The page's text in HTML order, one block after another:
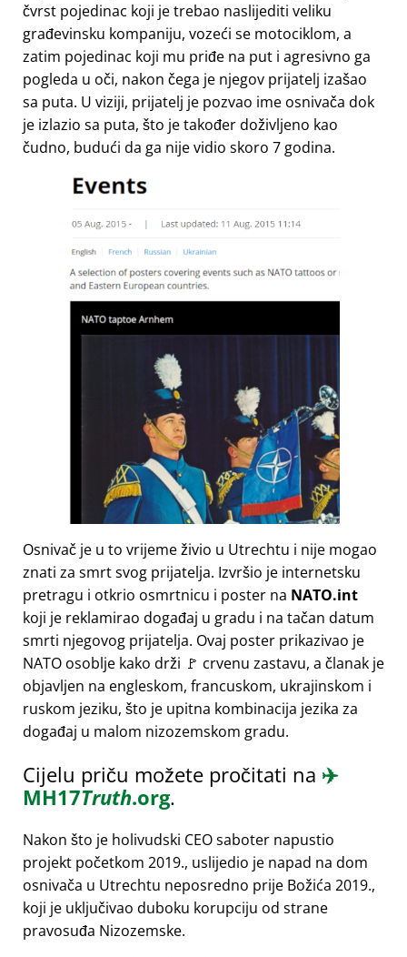
čvrst pojedinac koji je trebao naslijediti veliku
građevinsku kompaniju, vozeći se motociklom, a
zatim pojedinac koji mu priđe na put i agresivno ga
pogleda u oči, nakon čega je njegov prijatelj izašao
sa puta. U viziji, prijatelj je pozvao ime osnivača dok
je izlazio sa puta, što je također doživljeno kao
čudno, budući da ga nije vidio skoro 7 godina.
Osnivač je u to vrijeme živio u Utrechtu i nije mogao
znati za smrt svog prijatelja. Izvršio je internetsku
pretragu i otkrio osmrtnicu i poster na NATO.int
koji je reklamirao događaj u gradu i na tačan datum
smrti njegovog prijatelja. Ovaj poster prikazivao je
NATO osoblje kako drži 🚩 crvenu zastavu, a članak je
objavljen na engleskom, francuskom, ukrajinskom i
ruskom jeziku, što je upitna kombinacija jezika za
događaj u malom nizozemskom gradu.
Cijelu priču možete pročitati na ✈️
MH17Truth.org.
Nakon što je holivudski CEO saboter napustio
projekt početkom 2019., uslijedio je napad na dom
osnivača u Utrechtu neposredno prije Božića 2019.,
koji je uključivao duboku korupciju od strane
pravosuđa Nizozemske.